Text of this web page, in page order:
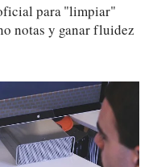
para "limpiar"
notas y ganar fluidez